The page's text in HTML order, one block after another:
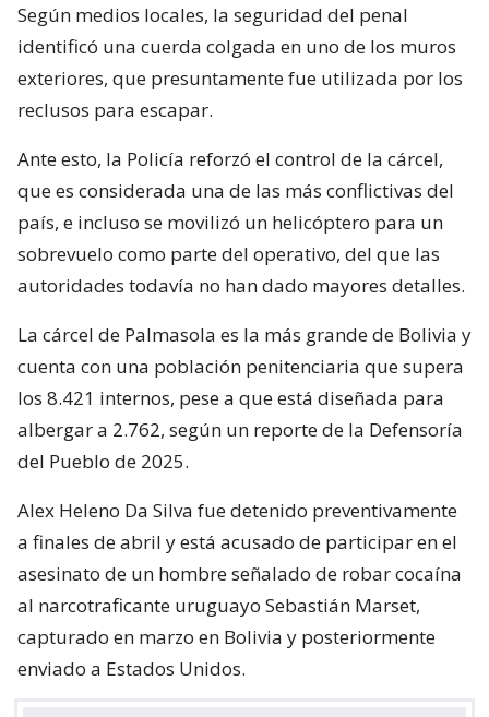
Según medios locales, la seguridad del penal
identificó una cuerda colgada en uno de los muros
exteriores, que presuntamente fue utilizada por los
reclusos para escapar.
Ante esto, la Policía reforzó el control de la cárcel,
que es considerada una de las más conflictivas del
país, e incluso se movilizó un helicóptero para un
sobrevuelo como parte del operativo, del que las
autoridades todavía no han dado mayores detalles.
La cárcel de Palmasola es la más grande de Bolivia y
cuenta con una población penitenciaria que supera
los 8.421 internos, pese a que está diseñada para
albergar a 2.762, según un reporte de la Defensoría
del Pueblo de 2025.
Alex Heleno Da Silva fue detenido preventivamente
a finales de abril y está acusado de participar en el
asesinato de un hombre señalado de robar cocaína
al narcotraficante uruguayo Sebastián Marset,
capturado en marzo en Bolivia y posteriormente
enviado a Estados Unidos.